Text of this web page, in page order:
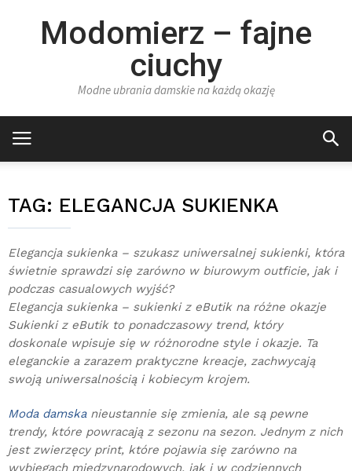
Modomierz – fajne
ciuchy
Modne ubrania damskie na każdą okazję
TAG: ELEGANCJA SUKIENKA
Elegancja sukienka – szukasz uniwersalnej sukienki, która
świetnie sprawdzi się zarówno w biurowym outficie, jak i
podczas casualowych wyjść?
Elegancja sukienka – sukienki z eButik na różne okazje
Sukienki z eButik to ponadczasowy trend, który
doskonale wpisuje się w różnorodne style i okazje. Ta
eleganckie a zarazem praktyczne kreacje, zachwycają
swoją uniwersalnością i kobiecym krojem.
Moda damskanieustannie się zmienia, ale są pewne
trendy, które powracają z sezonu na sezon. Jednym z nich
jest zwierzęcy print, które pojawia się zarówno na
wybiegach międzynarodowych, jak i w codziennych